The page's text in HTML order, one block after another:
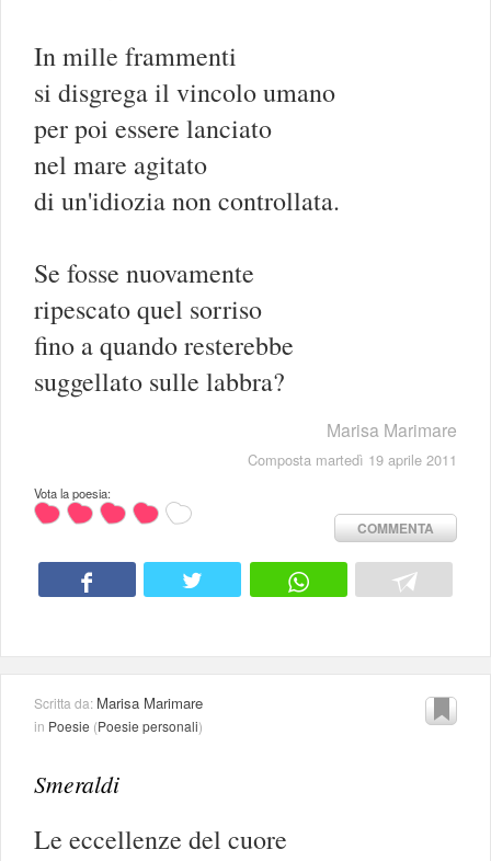
In mille frammenti
si disgrega il vincolo umano
per poi essere lanciato
nel mare agitato
di un'idiozia non controllata.
Se fosse nuovamente
ripescato quel sorriso
fino a quando resterebbe
suggellato sulle labbra?
Marisa Marimare
Composta martedì 19 aprile 2011
Vota la poesia:
COMMENTA
Scritta da: Marisa Marimare
in Poesie (Poesie personali)
Smeraldi
Le eccellenze del cuore